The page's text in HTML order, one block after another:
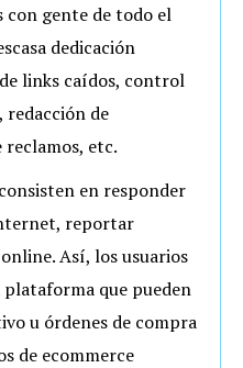
con gente de todo el
dedicación
links caídos, control
redacción de
etc.
en responder
reportar
Así, los usuarios
que pueden
u órdenes de compra
de ecommerce